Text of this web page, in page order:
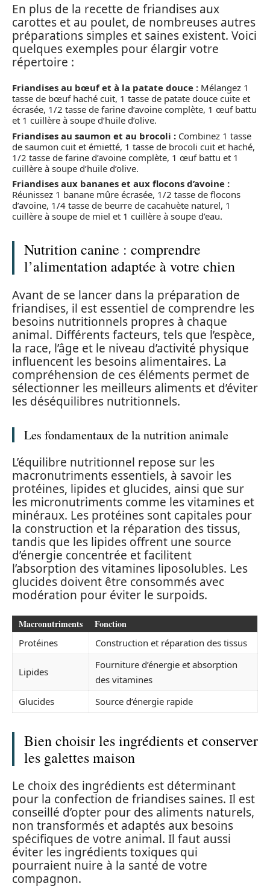
En plus de la recette de friandises aux
carottes et au poulet, de nombreuses autres
préparations simples et saines existent. Voici
quelques exemples pour élargir votre
répertoire :
Friandises au bœuf et à la patate douce : Mélangez 1
tasse de bœuf haché cuit, 1 tasse de patate douce cuite et
écrasée, 1/2 tasse de farine d’avoine complète, 1 œuf battu
et 1 cuillère à soupe d’huile d’olive.
Friandises au saumon et au brocoli : Combinez 1 tasse
de saumon cuit et émietté, 1 tasse de brocoli cuit et haché,
1/2 tasse de farine d’avoine complète, 1 œuf battu et 1
cuillère à soupe d’huile d’olive.
Friandises aux bananes et aux flocons d’avoine :
Réunissez 1 banane mûre écrasée, 1/2 tasse de flocons
d’avoine, 1/4 tasse de beurre de cacahuète naturel, 1
cuillère à soupe de miel et 1 cuillère à soupe d’eau.
Nutrition canine : comprendre
l’alimentation adaptée à votre chien
Avant de se lancer dans la préparation de
friandises, il est essentiel de comprendre les
besoins nutritionnels propres à chaque
animal. Différents facteurs, tels que l’espèce,
la race, l’âge et le niveau d’activité physique
influencent les besoins alimentaires. La
compréhension de ces éléments permet de
sélectionner les meilleurs aliments et d’éviter
les déséquilibres nutritionnels.
Les fondamentaux de la nutrition animale
L’équilibre nutritionnel repose sur les
macronutriments essentiels, à savoir les
protéines, lipides et glucides, ainsi que sur
les micronutriments comme les vitamines et
minéraux. Les protéines sont capitales pour
la construction et la réparation des tissus,
tandis que les lipides offrent une source
d’énergie concentrée et facilitent
l’absorption des vitamines liposolubles. Les
glucides doivent être consommés avec
modération pour éviter le surpoids.
Macronutriments Fonction
Protéines Construction et réparation des tissus
Lipides
Fourniture d’énergie et absorption
des vitamines
Glucides
Source d’énergie rapide
Bien choisir les ingrédients et conserver
les galettes maison
Le choix des ingrédients est déterminant
pour la confection de friandises saines. Il est
conseillé d’opter pour des aliments naturels,
non transformés et adaptés aux besoins
spécifiques de votre animal. Il faut aussi
éviter les ingrédients toxiques qui
pourraient nuire à la santé de votre
compagnon.